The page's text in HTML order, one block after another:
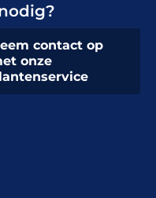
contact op
onze